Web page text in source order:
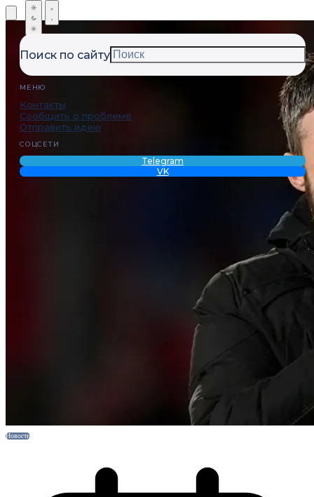
Поиск по сайту
МЕНЮ
Контакты
Сообщить о проблеме
Отправить идею
СОЦСЕТИ
Telegram
VK
Новости